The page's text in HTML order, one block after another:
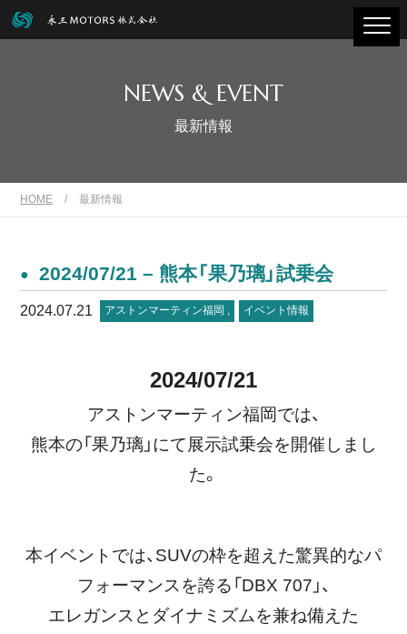
NEWS & EVENT
最新情報
HOME / 最新情報
2024/07/21 – 熊本「果乃璃」試乗会
2024.07.21 アストンマーティン福岡 イベント情報
2024/07/21
アストンマーティン福岡では、
熊本の「果乃璃」にて展示試乗会を開催しまし
た。
本イベントでは、SUVの枠を超えた驚異的なパ
フォーマンスを誇る「DBX 707」、
エレガンスとダイナミズムを兼ね備えた